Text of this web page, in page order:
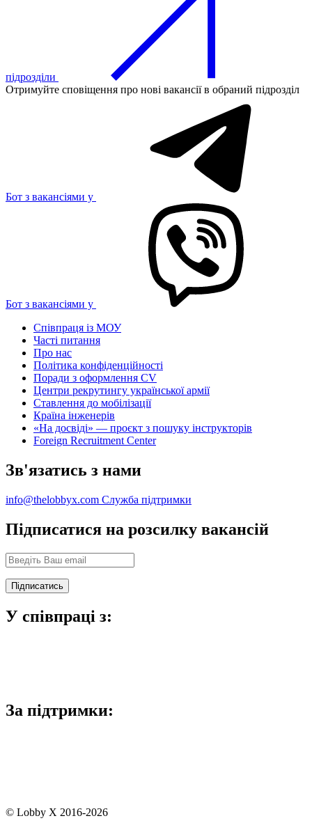
підрозділи
Отримуйте сповіщення про нові вакансії в обраний підрозділ
Бот з вакансіями у
Бот з вакансіями у
Співпраця із МОУ
Часті питання
Про нас
Політика конфіденційності
Поради з оформлення CV
Центри рекрутингу української армії
Ставлення до мобілізації
Країна інженерів
«На досвіді» — проєкт з пошуку інструкторів
Foreign Recruitment Center
Зв'язатись з нами
info@thelobbyx.com Служба підтримки
Підписатися на розсилку вакансій
У співпраці з:
За підтримки:
© Lobby X 2016-2026